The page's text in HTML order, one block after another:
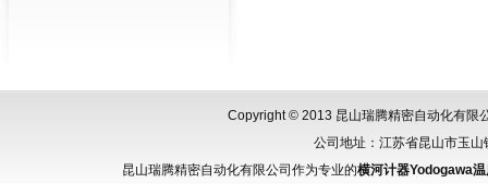
Copyright © 2013 昆山瑞腾精密自动化有限
公司地址：江苏省昆山市玉
昆山瑞腾精密自动化有限公司作为专业的横河计器Yodogawa